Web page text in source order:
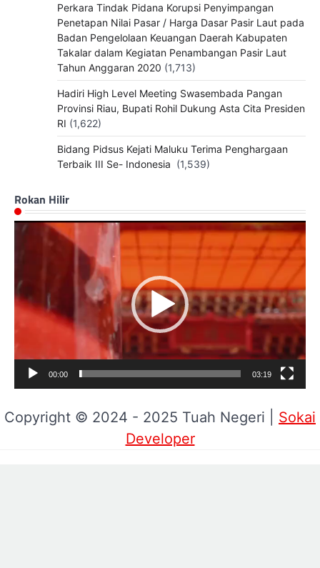
Perkara Tindak Pidana Korupsi Penyimpangan
Penetapan Nilai Pasar / Harga Dasar Pasir Laut pada
Badan Pengelolaan Keuangan Daerah Kabupaten
Takalar dalam Kegiatan Penambangan Pasir Laut
Tahun Anggaran 2020 (1,713)
Hadiri High Level Meeting Swasembada Pangan
Provinsi Riau, Bupati Rohil Dukung Asta Cita Presiden
RI (1,622)
Bidang Pidsus Kejati Maluku Terima Penghargaan
Terbaik III Se- Indonesia (1,539)
Rokan Hilir
Pemutar
00:00 03:19
Copyright © 2024 - 2025 Tuah Negeri | Sokai
Developer